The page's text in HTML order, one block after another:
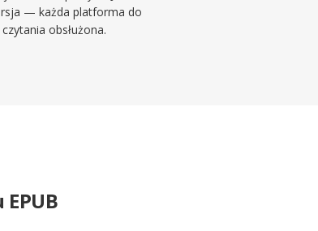
— każda platforma do
czytania obsłużona.